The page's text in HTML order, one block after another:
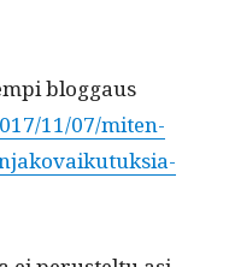
bloggaus
11/07/miten-